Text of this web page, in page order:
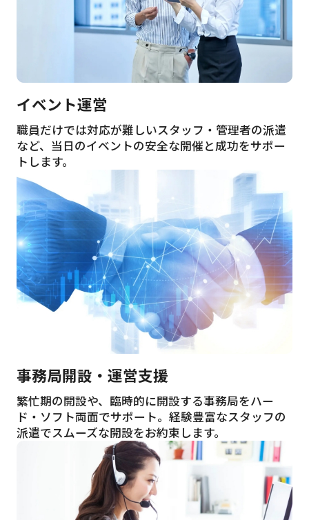
イベント運営
職員だけでは対応が難しいスタッフ・管理者の派遣
など、当日のイベントの安全な開催と成功をサポー
トします。
事務局開設・運営支援
繁忙期の開設や、臨時的に開設する事務局をハー
ド・ソフト両面でサポート。経験豊富なスタッフの
派遣でスムーズな開設をお約束します。